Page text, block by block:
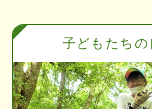
子どもたちの